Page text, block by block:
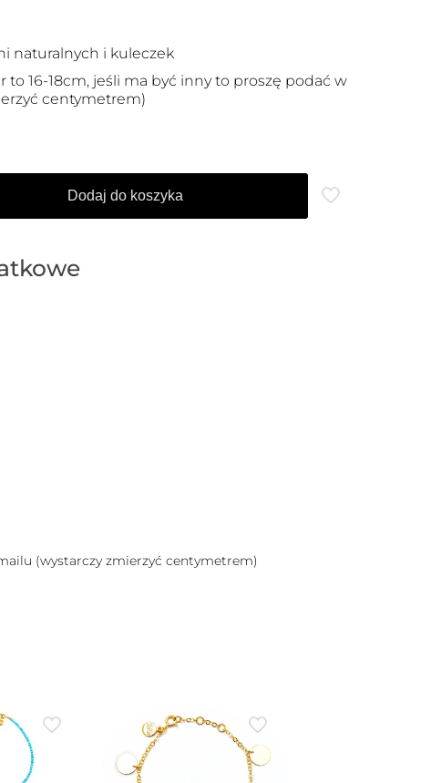
naturalnych i kuleczek
to 16-18cm, jeśli ma być inny to proszę podać w
centymetrem)
Dodaj do koszyka
(wystarczy zmierzyć centymetrem)